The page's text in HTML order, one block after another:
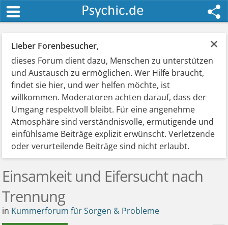
×
Lieber Forenbesucher,
dieses Forum dient dazu, Menschen zu unterstützen
und Austausch zu ermöglichen. Wer Hilfe braucht,
findet sie hier, und wer helfen möchte, ist
willkommen. Moderatoren achten darauf, dass der
Umgang respektvoll bleibt. Für eine angenehme
Atmosphäre sind verständnisvolle, ermutigende und
einfühlsame Beiträge explizit erwünscht. Verletzende
oder verurteilende Beiträge sind nicht erlaubt.
Einsamkeit und Eifersucht nach
Trennung
in Kummerforum für Sorgen & Probleme